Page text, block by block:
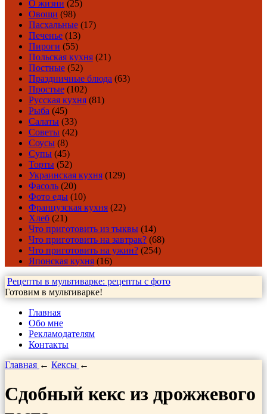
О жизни (25)
Овощи (98)
Пасхальные (17)
Печенье (13)
Пироги (55)
Польская кухня (21)
Постные (52)
Праздничные блюда (63)
Простые (102)
Русская кухня (81)
Рыба (45)
Салаты (33)
Советы (42)
Соусы (8)
Супы (45)
Торты (52)
Украинская кухня (129)
Фасоль (20)
Фото еды (10)
Французская кухня (22)
Хлеб (21)
Что приготовить из тыквы (14)
Что приготовить на завтрак? (68)
Что приготовить на ужин? (254)
Японская кухня (16)
Рецепты в мультиварке: рецепты с фото
Готовим в мультиварке!
Главная
Обо мне
Рекламодателям
Контакты
Главная ← Кексы ←
Сдобный кекс из дрожжевого